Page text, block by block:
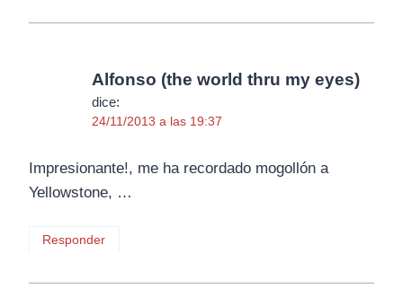
Alfonso (the world thru my eyes)
dice:
24/11/2013 a las 19:37
Impresionante!, me ha recordado mogollón a
Yellowstone, …
Responder